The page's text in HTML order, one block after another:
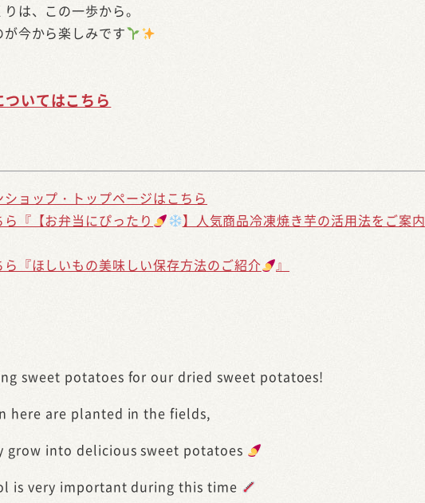
は、この一歩から。
今から楽しみです
いてはこちら
ョップ・トップページはこちら
『【お弁当にぴったり
】人気商品冷凍焼き芋の活用法をご案内
『ほしいもの美味しい保存方法のご紹介
』
sweet potatoes for our dried sweet potatoes!
here are planted in the fields,
grow into delicious sweet potatoes
is very important during this time